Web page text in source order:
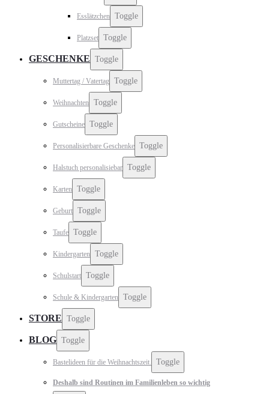
Esslätzchen Toggle
Platzset Toggle
GESCHENKE Toggle
Muttertag / Vatertag Toggle
Weihnachten Toggle
Gutscheine Toggle
Personalisierbare Geschenke Toggle
Halstuch personalisiebar Toggle
Karten Toggle
Geburt Toggle
Taufe Toggle
Kindergarten Toggle
Schulstart Toggle
Schule & Kindergarten Toggle
STORE Toggle
BLOG Toggle
Bastelideen für die Weihnachtszeit. Toggle
Deshalb sind Routinen im Familienleben so wichtig